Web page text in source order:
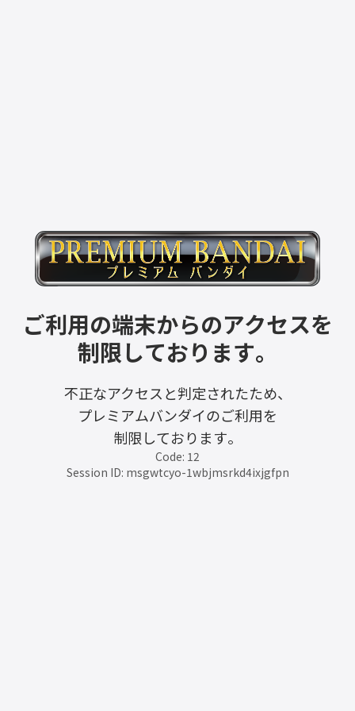
ご利用の端末からのアクセスを
制限しております。
不正なアクセスと判定されたため、
プレミアムバンダイのご利用を
制限しております。
Code: 12
Session ID: msgwtcyo-1wbjmsrkd4ixjgfpn